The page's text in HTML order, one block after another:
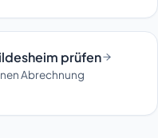
prüfen
Abrechnung